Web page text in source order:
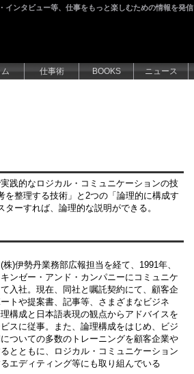
インタビュー等、仕事をもっと楽しむための情報を発信
仕事術 BOOKS ニュース
践的なロジカル・コミュニケーションの技
を整理する技術」と2つの「論理的に構成す
ーすれば、論理的な説明ができる。
)伊勢丹業務部広報担当を経て、1991年、
ンゼー・アンド・カンパニーにコミュニケ
入社。現在、同社と嘱託契約にて、顧客企
トや提案書、記事等、さまざまなビジネ
構成と日本語表現の観点からアドバイスを
スに従事。また、論理構成をはじめ、ビジ
ついての多数のトレーニングを顧客企業や
とともに、ロジカル・コミュニケーション
エディティング等にも取り組んでいる